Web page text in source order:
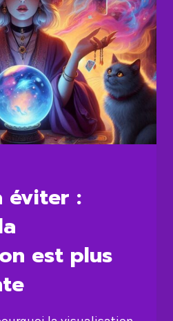
éviter :
est plus